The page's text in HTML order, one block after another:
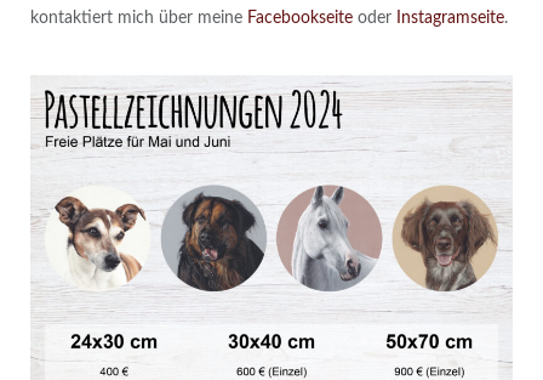
kontaktiert mich über meine Facebookseiteoder Instagramseite.